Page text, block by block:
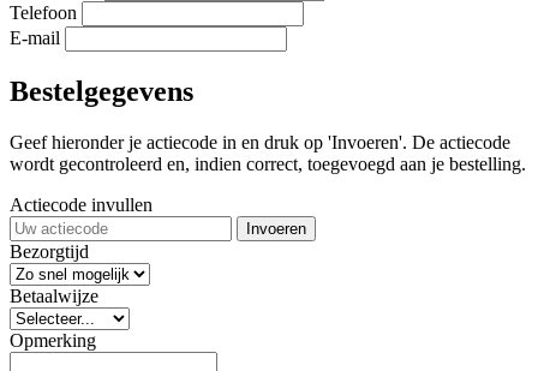
Telefoon
E-mail
Bestelgegevens
Geef hieronder je actiecode in en druk op 'Invoeren'. De actiecode
wordt gecontroleerd en, indien correct, toegevoegd aan je bestelling.
Actiecode invullen
Invoeren
Bezorgtijd
Betaalwijze
Opmerking